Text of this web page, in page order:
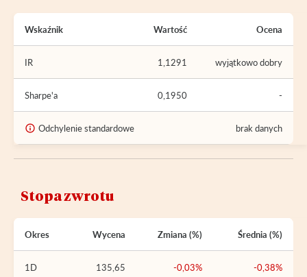
Wskaźnik Wartość Ocena
IR 1,1291 wyjątkowo dobry
Sharpe'a 0,1950 -
Odchylenie standardowe brak danych
Stopa zwrotu
Okres Wycena Zmiana (%) Średnia (%)
1D 135,65 -0,03% -0,38%